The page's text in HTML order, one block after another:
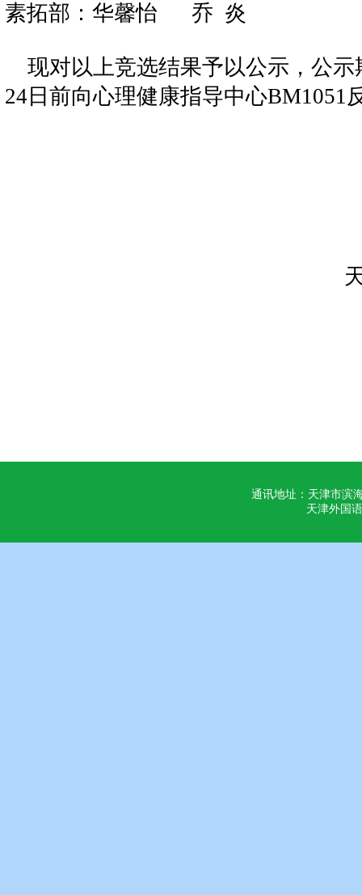
素拓部：华馨怡 乔 炎
现对以上竞选结果予以公示，公示
24 日前向心理健康指导中心BM1051
通讯地址：天津市滨
天津外国